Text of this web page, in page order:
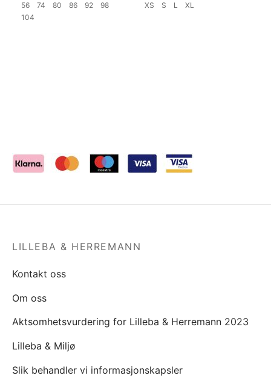
56 74 80 86 92
98
104
XS S L XL
LILLEBA & HERREMANN
Kontakt oss
Om oss
Aktsomhetsvurdering for Lilleba & Herremann 2023
Lilleba & Miljø
Slik behandler vi informasjonskapsler